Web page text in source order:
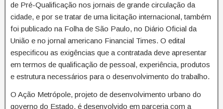
de Pré-Qualificação nos jornais de grande circulação da
cidade, e por se tratar de uma licitação internacional, também
foi publicado na Folha de São Paulo, no Diário Oficial da
União e no jornal americano Financial Times. O edital
especificou as exigências que a contratada deve apresentar
em termos de qualificação de pessoal, experiência, produtos
e estrutura necessários para o desenvolvimento do trabalho.
O Ação Metrópole, projeto de desenvolvimento urbano do
governo do Estado, é desenvolvido em parceria com a